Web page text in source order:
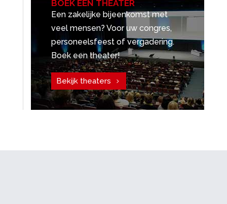
BOEK EEN THEATER
Een zakelijke bijeenkomst met
veel mensen? Voor uw congres,
personeelsfeest of vergadering.
Boek een theater!
Bekijk theaters